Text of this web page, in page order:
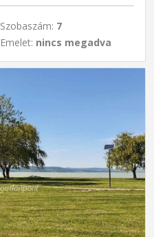
Szobaszám: 7
Emelet: nincs megadva